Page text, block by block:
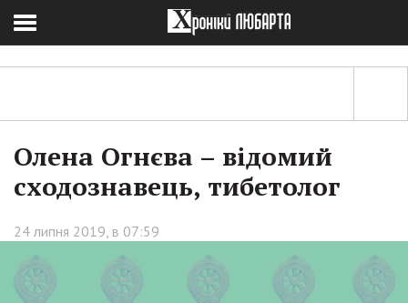
Олена Огнєва – відомий
сходознавець, тибетолог
24 липня 2019, в 07:59